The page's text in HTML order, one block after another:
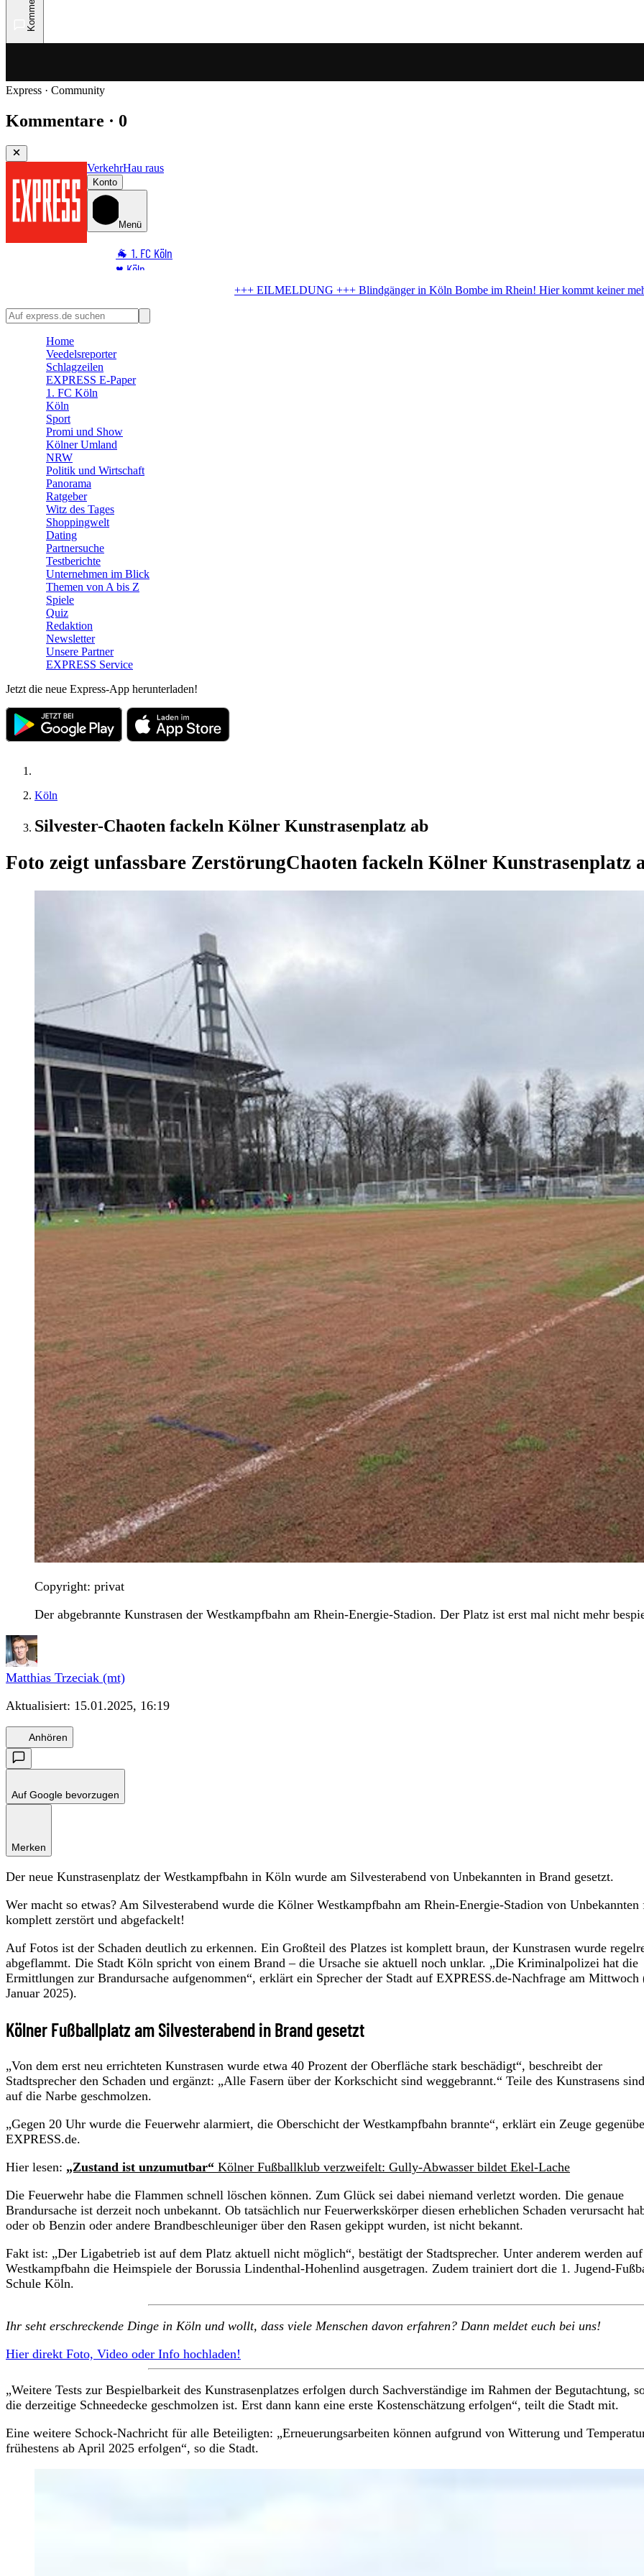
Express · Community
Kommentare · 0
VerkehrHau raus
Konto
Menü
🐐 1. FC Köln
♥️ Köln
🏆 Sport
🛒 Shoppingwelt
Bombe im Rhein! Hier kommt keiner mehr durch
Home
Veedelsreporter
Schlagzeilen
EXPRESS E-Paper
1. FC Köln
Köln
Sport
Promi und Show
Kölner Umland
NRW
Politik und Wirtschaft
Panorama
Ratgeber
Witz des Tages
Shoppingwelt
Dating
Partnersuche
Testberichte
Unternehmen im Blick
Themen von A bis Z
Spiele
Quiz
Redaktion
Newsletter
Unsere Partner
EXPRESS Service
Jetzt die neue Express-App herunterladen!
Köln
Silvester-Chaoten fackeln Kölner Kunstrasenplatz ab
Foto zeigt unfassbare ZerstörungChaoten fackeln Kölner Kunstrasenplatz
Copyright: privat
Der abgebrannte Kunstrasen der Westkampfbahn am Rhein-Energie-Stadion. Der Platz ist erst mal nicht mehr
Matthias Trzeciak (mt)
Aktualisiert: 15.01.2025, 16:19
Anhören
Auf Google bevorzugen
Merken
Der neue Kunstrasenplatz der Westkampfbahn in Köln wurde am Silvesterabend von Unbekannten in Brand gesetzt.
Wer macht so etwas? Am Silvesterabend wurde die Kölner Westkampfbahn am Rhein-Energie-Stadion von Unbekannten
komplett zerstört und abgefackelt!
Auf Fotos ist der Schaden deutlich zu erkennen. Ein Großteil des Platzes ist komplett braun, der Kunstrasen wurde
abgeflammt. Die Stadt Köln spricht von einem Brand – die Ursache sie aktuell noch unklar. „Die Kriminalpolizei hat die
Ermittlungen zur Brandursache aufgenommen“, erklärt ein Sprecher der Stadt auf EXPRESS.de-Nachfrage am Mittwoch
Januar 2025).
Kölner Fußballplatz am Silvesterabend in Brand gesetzt
„Von dem erst neu errichteten Kunstrasen wurde etwa 40 Prozent der Oberfläche stark beschädigt“, beschreibt der
Stadtsprecher den Schaden und ergänzt: „Alle Fasern über der Korkschicht sind weggebrannt.“ Teile des Kunstrasens
auf die Narbe geschmolzen.
„Gegen 20 Uhr wurde die Feuerwehr alarmiert, die Oberschicht der Westkampfbahn brannte“, erklärt ein Zeuge
EXPRESS.de.
Hier lesen: „Zustand ist unzumutbar“ Kölner Fußballklub verzweifelt: Gully-Abwasser bildet Ekel-Lache
Die Feuerwehr habe die Flammen schnell löschen können. Zum Glück sei dabei niemand verletzt worden. Die genaue
Brandursache ist derzeit noch unbekannt. Ob tatsächlich nur Feuerwerkskörper diesen erheblichen Schaden verursacht
oder ob Benzin oder andere Brandbeschleuniger über den Rasen gekippt wurden, ist nicht bekannt.
Fakt ist: „Der Ligabetrieb ist auf dem Platz aktuell nicht möglich“, bestätigt der Stadtsprecher. Unter anderem werden
Westkampfbahn die Heimspiele der Borussia Lindenthal-Hohenlind ausgetragen. Zudem trainiert dort die 1. Jugend-
Schule Köln.
Ihr seht erschreckende Dinge in Köln und wollt, dass viele Menschen davon erfahren? Dann meldet euch bei uns!
Hier direkt Foto, Video oder Info hochladen!
„Weitere Tests zur Bespielbarkeit des Kunstrasenplatzes erfolgen durch Sachverständige im Rahmen der Begutachtung,
die derzeitige Schneedecke geschmolzen ist. Erst dann kann eine erste Kostenschätzung erfolgen“, teilt die Stadt mit.
Eine weitere Schock-Nachricht für alle Beteiligten: „Erneuerungsarbeiten können aufgrund von Witterung und
frühestens ab April 2025 erfolgen“, so die Stadt.